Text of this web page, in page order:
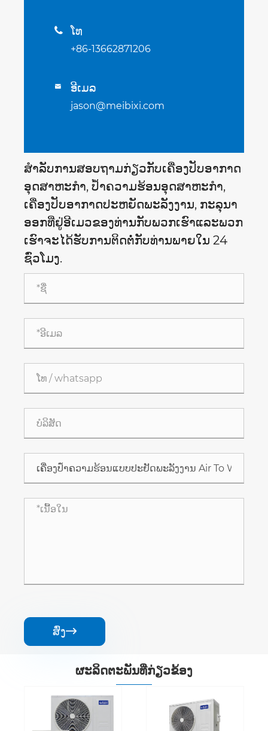
 ໂທ
+86-13662871206
 ອີເມລ
jason@meibixi.com
ສໍາ​ລັບ​ການ​ສອບ​ຖາມ​ກ່ຽວ​ກັບ​ເຄື່ອງ​ປັບ​ອາ​ກາດ​
ອຸດ​ສາ​ຫະ​ກໍາ​, ປ້ຳ​ຄວາມ​ຮ້ອນ​ອຸດ​ສາ​ຫະ​ກໍາ​,
ເຄື່ອງ​ປັບ​ອາ​ກາດ​ປະ​ຫຍັດ​ພະ​ລັງ​ງານ​, ກະ​ລຸ​ນາ​
ອອກ​ທີ່​ຢູ່​ອີ​ເມວ​ຂອງ​ທ່ານ​ກັບ​ພວກ​ເຮົາ​ແລະ​ພວກ​
ເຮົາ​ຈະ​ໄດ້​ຮັບ​ການ​ຕິດ​ຕໍ່​ກັບ​ທ່ານ​ພາຍ​ໃນ 24
ຊົ່ວ​ໂມງ​.
ສົ່ງ
ຜະ​ລິດ​ຕະ​ພັນ​ທີ່​ກ່ຽວ​ຂ້ອງ